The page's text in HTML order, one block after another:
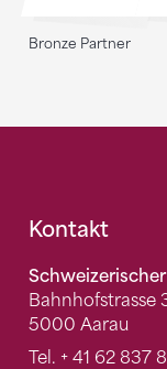
Bronze Partner
Fusszeile
Kontakt
Bahnhofstrasse
5000 Aarau
Tel. + 41 62 837